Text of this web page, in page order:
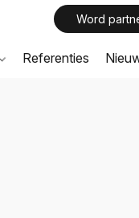
Word
Referenties